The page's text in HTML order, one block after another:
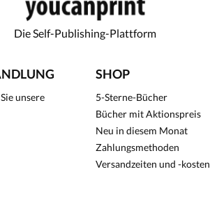
Die Self-Publishing-Plattform
unsere
SHOP
5-Sterne-Bücher
Bücher mit Aktionspreis
Neu in diesem Monat
Zahlungsmethoden
Versandzeiten und -kosten